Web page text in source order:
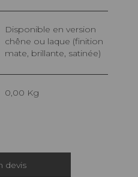
Disponible en version
chêne ou laque (finition
mate, brillante, satinée)
0,00 Kg
devis